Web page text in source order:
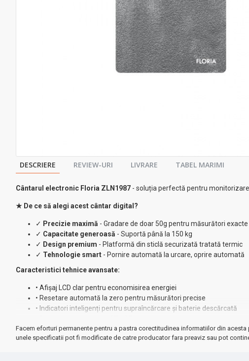
DESCRIERE REVIEW-URI LIVRARE TABEL MARIMI
Cântarul electronic Floria ZLN1987 - soluția perfectă pentru
★ De ce să alegi acest cântar digital?
✓ Precizie maximă - Gradare de doar 50g pentru măsurători exacte
✓ Capacitate generoasă - Suportă până la 150 kg
✓ Design premium - Platformă din sticlă securizată tratată termic
✓ Tehnologie smart - Pornire automată la urcare, oprire automată
Caracteristici tehnice avansate:
• Afișaj LCD clar pentru economisirea energiei
• Resetare automată la zero pentru măsurători precise
• Indicatori inteligenți pentru supraîncărcare și baterie descărcată
• Include 2 baterii AAA
Facem eforturi permanente pentru a pastra corectitudinea informatiilor din
unele specificatii pot fi modificate de catre producator fara preaviz sau pot